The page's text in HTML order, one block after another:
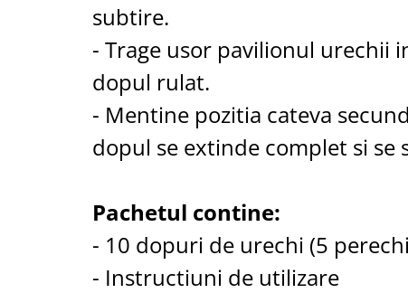
subtire.
- Trage usor pavilionul urechii
dopul rulat.
- Mentine pozitia cateva
dopul se extinde complet si se
Pachetul contine:
- 10 dopuri de urechi (5
- Instructiuni de utilizare